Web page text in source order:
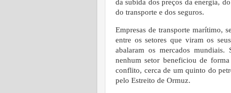
da subida dos preços da energia,
do transporte e dos seguros.
Empresas de transporte marítimo,
entre os setores que viram os
abalaram os mercados
nenhum setor beneficiou de
conflito, cerca de um quinto do
pelo Estreito de Ormuz.